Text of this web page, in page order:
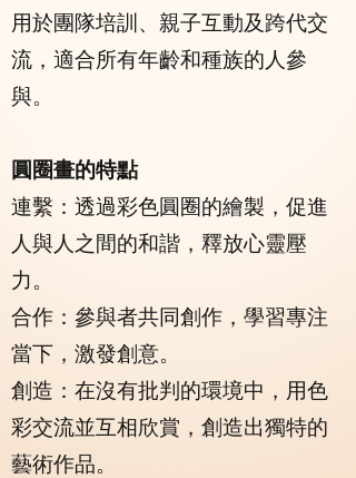
用於團隊培訓、親子互動及跨代交
流，適合所有年齡和種族的人參
與。
圓圈畫的特點
連繫：透過彩色圓圈的繪製，促進
人與人之間的和諧，釋放心靈壓
力。
合作：參與者共同創作，學習專注
當下，激發創意。
創造：在沒有批判的環境中，用色
彩交流並互相欣賞，創造出獨特的
藝術作品。